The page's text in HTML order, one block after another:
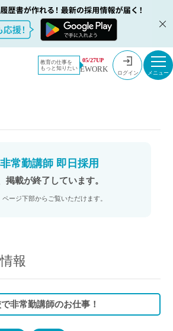
教育の仕事を
もっと知りたい
05/27UP
EWORK ログイン
採用情報
採用
常勤講師 即日採用
掲載が終了しています。
ージ下部からご覧いただけます。
報
非常勤講師のお仕事！